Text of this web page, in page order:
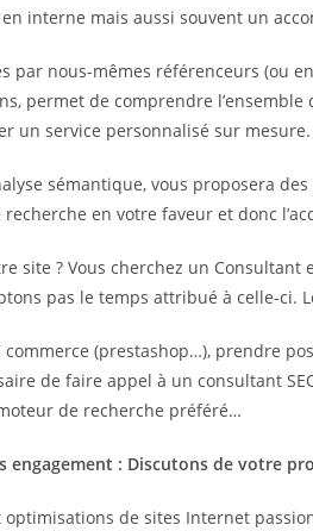
interne mais aussi souvent un
par nous-mêmes référenceurs (ou
permet de comprendre
un service personnalisé sur mesure.
sémantique, vous proposera
en votre faveur et donc
site ? Vous cherchez un
pas le temps attribué à celle-ci.
(prestashop…), prendre
de faire appel à un consultant
de recherche préféré…
engagement : Discutons de votre
de sites Internet